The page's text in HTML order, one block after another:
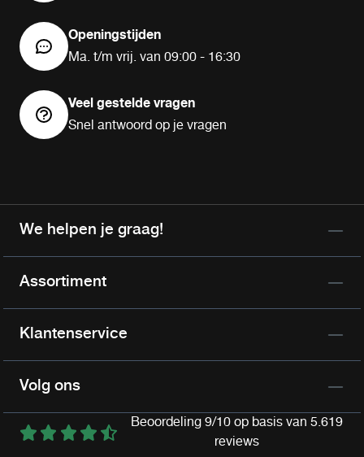
Openingstijden
Ma. t/m vrij. van 09:00 - 16:30
Veel gestelde vragen
Snel antwoord op je vragen
We helpen je graag!
Assortiment
Klantenservice
Volg ons
Beoordeling 9/10 op basis van 5.619
reviews